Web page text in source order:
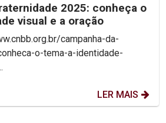
2025: conheça o
visual e a oração
campanha-da-
o-tema-a-identidade-
LER MAIS